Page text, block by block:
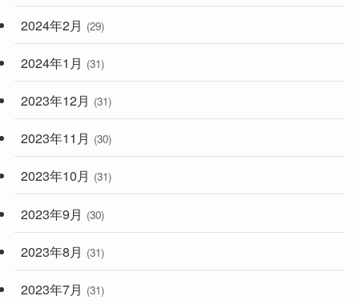
2024年2月 (29)
2024年1月 (31)
2023年12月 (31)
2023年11月 (30)
2023年10月 (31)
2023年9月 (30)
2023年8月 (31)
2023年7月 (31)